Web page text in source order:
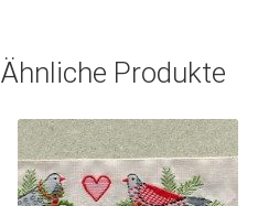
Ähnliche Produkte